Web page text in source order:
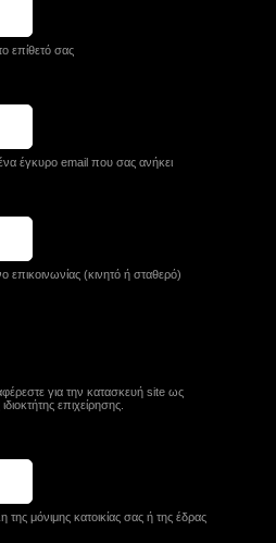
επίθετό σας
έγκυρο email που σας ανήκει
(κινητό ή σταθερό)
για την κατασκευή site ως
επιχείρησης.
μόνιμης κατοικίας σας ή της έδρας